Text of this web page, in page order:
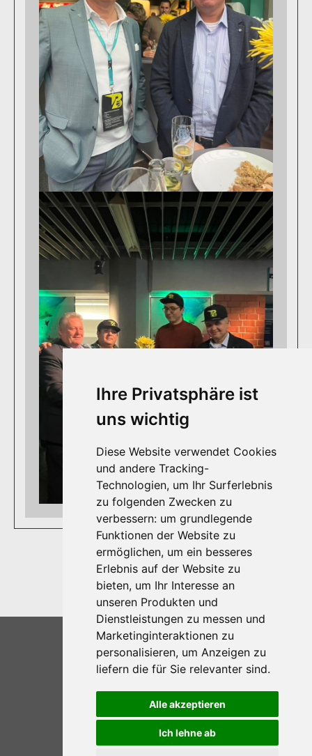
Ihre Privatsphäre ist
uns wichtig
Diese Website verwendet Cookies
und andere Tracking-
Technologien, um Ihr Surferlebnis
zu folgenden Zwecken zu
verbessern: um grundlegende
Funktionen der Website zu
ermöglichen, um ein besseres
Erlebnis auf der Website zu
bieten, um Ihr Interesse an
unseren Produkten und
Dienstleistungen zu messen und
Marketinginteraktionen zu
personalisieren, um Anzeigen zu
liefern die für Sie relevanter sind.
Alle akzeptieren
Ich lehne ab
2025 © GBUF
Home
Impressum
Datenschutz